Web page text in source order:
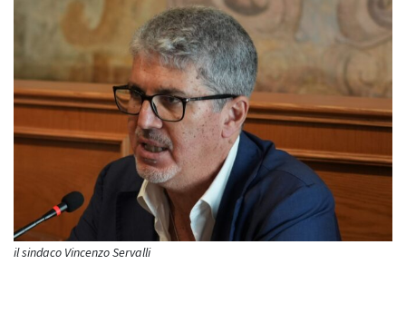
il sindaco Vincenzo Servalli